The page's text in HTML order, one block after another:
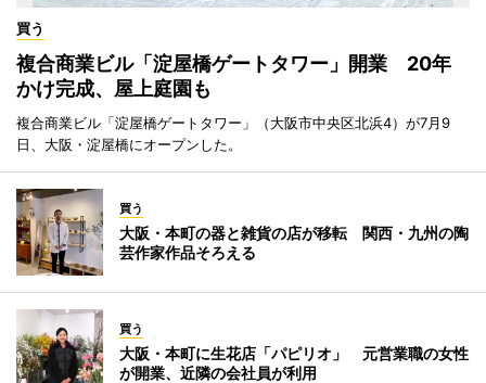
買う
複合商業ビル「淀屋橋ゲートタワー」開業 20年
かけ完成、屋上庭園も
複合商業ビル「淀屋橋ゲートタワー」（大阪市中央区北浜4）が7月9
日、大阪・淀屋橋にオープンした。
買う
大阪・本町の器と雑貨の店が移転 関西・九州の陶
芸作家作品そろえる
買う
大阪・本町に生花店「パピリオ」 元営業職の女性
が開業、近隣の会社員が利用